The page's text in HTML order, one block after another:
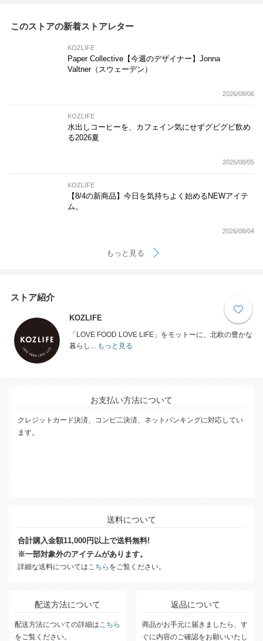
このストアの新着ストアレター
KOZLIFE
Paper Collective【今週のデザイナー】Jonna
Valtner（スウェーデン）
2026/08/06
KOZLIFE
水出しコーヒーを、カフェイン気にせずグビグビ飲め
る2026夏
2026/08/05
KOZLIFE
【8/4の新商品】今日を気持ちよく始めるNEWアイテ
ム。
2026/08/04
もっと見る
ストア紹介
KOZLIFE
「LOVE FOOD LOVE LIFE」をモットーに、北欧の豊かな
暮らし...
もっと見る
お支払い方法について
クレジットカード決済、コンビ二決済、ネットバンキングに対応してい
ます。
送料について
合計購入金額11,000円以上で送料無料!
配送方法について 返品について